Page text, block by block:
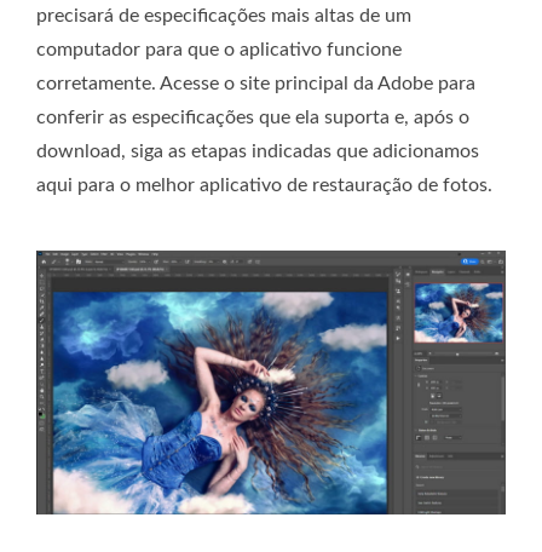
precisará de especificações mais altas de um
computador para que o aplicativo funcione
corretamente. Acesse o site principal da Adobe para
conferir as especificações que ela suporta e, após o
download, siga as etapas indicadas que adicionamos
aqui para o melhor aplicativo de restauração de fotos.